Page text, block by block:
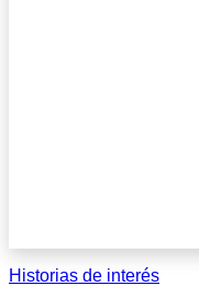
Historias de interés